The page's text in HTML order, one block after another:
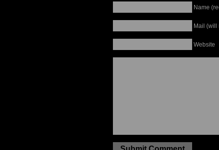
Name
Mail (will
Website